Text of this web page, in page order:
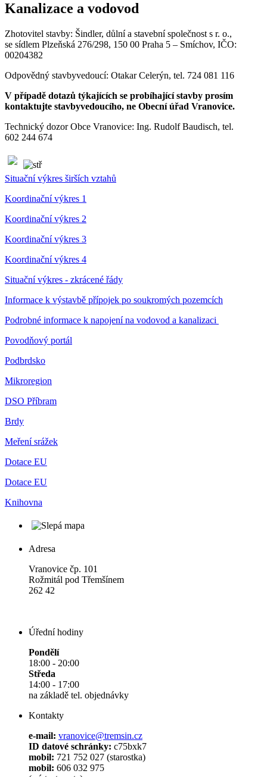
Kanalizace a vodovod
Zhotovitel stavby: Šindler, důlní a stavební společnost s r. o.,
se sídlem Plzeňská 276/298, 150 00 Praha 5 – Smíchov, IČO:
00204382
Odpovědný stavbyvedoucí: Otakar Celerýn, tel. 724 081 116
V případě dotazů týkajících se probíhající stavby prosím
kontaktujte stavbyvedoucího, ne Obecní úřad Vranovice.
Technický dozor Obce Vranovice: Ing. Rudolf Baudisch, tel.
602 244 674
Situační výkres širších vztahů
Koordinační výkres 1
Koordinační výkres 2
Koordinační výkres 3
Koordinační výkres 4
Situační výkres - zkrácené řády
Informace k výstavbě přípojek po soukromých pozemcích
Podrobné informace k napojení na vodovod a kanalizaci
Povodňový portál
Podbrdsko
Mikroregion
DSO Příbram
Brdy
Meření srážek
Dotace EU
Dotace EU
Knihovna
Adresa
Vranovice čp. 101
Rožmitál pod Třemšínem
262 42
Úřední hodiny
Pondělí
18:00 - 20:00
Středa
14:00 - 17:00
na základě tel. objednávky
Kontakty
e-mail: vranovice@tremsin.cz
ID datové schránky: c75bxk7
mobil: 721 752 027 (starostka)
mobil: 606 032 975